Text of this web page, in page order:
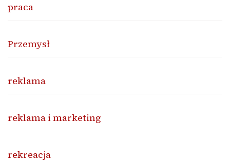
praca
Przemysł
reklama
reklama i marketing
rekreacja